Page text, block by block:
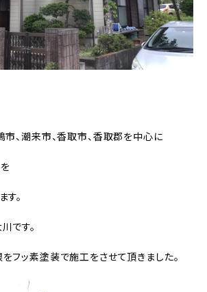
市、潮来市、香取市、香取郡を中心に
。
です。
フッ素塗装で施工をさせて頂きました。